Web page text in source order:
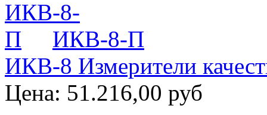
ИКВ-8-П
ИКВ-8 Измерители
Цена: 51.216,00 руб